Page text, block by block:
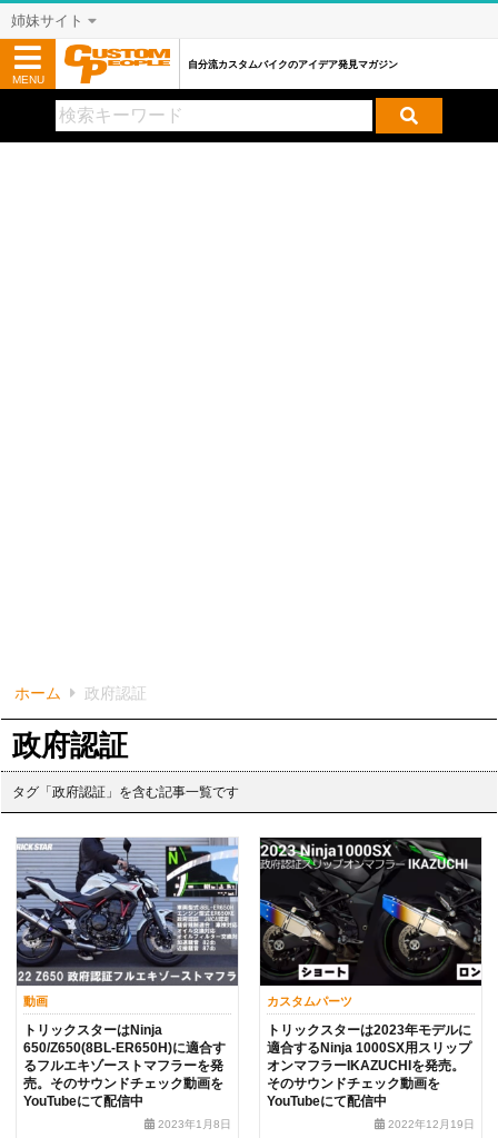
ホーム 政府認証
政府認証
タグ「政府認証」を含む記事一覧です
動画
トリックスターはNinja
650/Z650(8BL-ER650H)に適合す
るフルエキゾーストマフラーを発
売。そのサウンドチェック動画を
YouTubeにて配信中
2023年1月8日
カスタムパーツ
トリックスターは2023年モデルに
適合するNinja 1000SX用スリップ
オンマフラーIKAZUCHIを発売。
そのサウンドチェック動画を
YouTubeにて配信中
2022年12月19日
姉妹サイト
MENU
自分流カスタムバイクのアイデア発見マガジン